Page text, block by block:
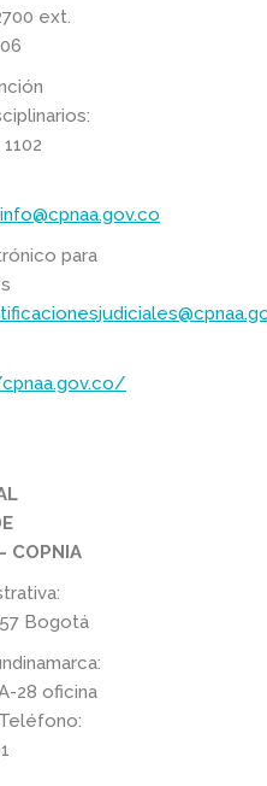
ext.
info@cpnaa.gov.co
para
COPNIA
Bogotá
28 oficina